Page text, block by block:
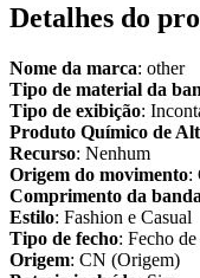
Detalhes do
Nome da marca: other
Tipo de material da
Tipo de exibição:
Produto Químico de
Recurso: Nenhum
Origem do movimento:
Comprimento da banda
Estilo: Fashion e Casual
Tipo de fecho: Fecho
Origem: CN (Origem)